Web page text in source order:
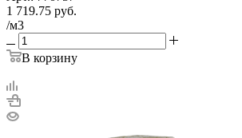
1 719.75 руб.
/м3
В корзину